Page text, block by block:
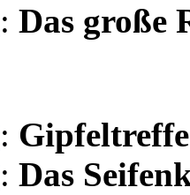
: Das große
:
: Das